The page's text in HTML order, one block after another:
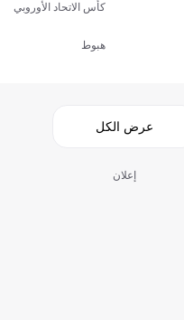
كأس الاتحاد الأوروبي
هبوط
عرض الكل
إعلان